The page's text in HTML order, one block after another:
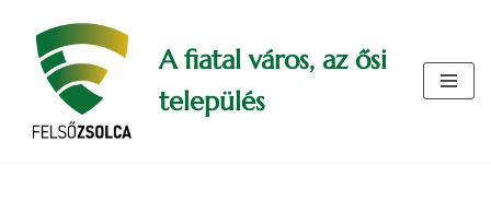
Skip
content
A fiatal város, az ősi
település